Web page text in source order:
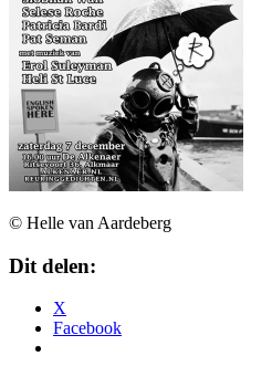
© Helle van Aardeberg
Dit delen:
X
Facebook